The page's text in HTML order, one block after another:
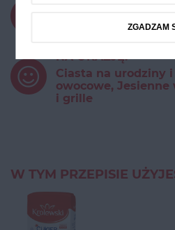
NA OKAZJĘ:
Ciasta na urodziny
owocowe,
i grille
W TYM PRZEPISIE
ZGADZAM